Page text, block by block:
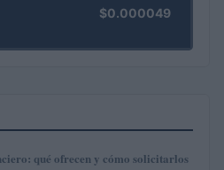
$0.000049
qué ofrecen y cómo solicitarlos